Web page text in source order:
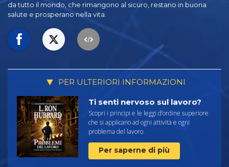
da tutto il mondo, che rimangono al sicuro, restano in buona
salute e prosperano nella vita.
PER ULTERIORI INFORMAZIONI
Ti senti nervoso sul lavoro?
Scopri i principi e le leggi d’ordine superiore
che si applicano ad ogni attività e ogni
problema del lavoro.
Per saperne di più